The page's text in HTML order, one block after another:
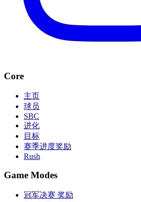
Core
主页
球员
SBC
进化
目标
赛季进度奖励
Rush
Game Modes
冠军决赛 奖励